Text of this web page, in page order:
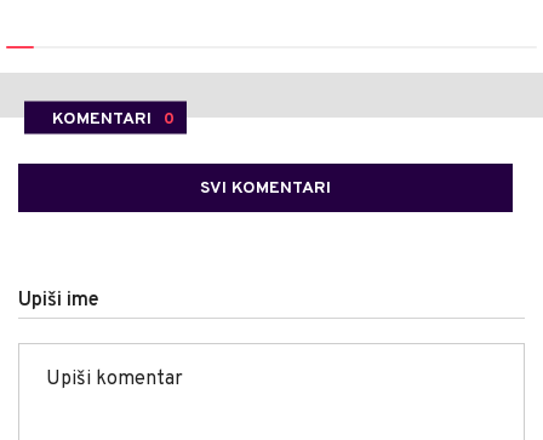
KOMENTARI 0
SVI KOMENTARI
Upiši ime